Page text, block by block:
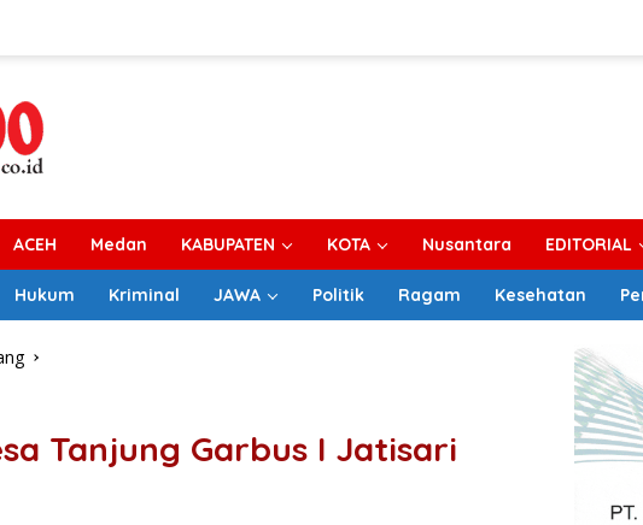
ACEH Medan KABUPATEN KOTA Nusantara EDITORIAL
Hukum Kriminal JAWA Politik Ragam Kesehatan
Tanjung Garbus I Jatisari